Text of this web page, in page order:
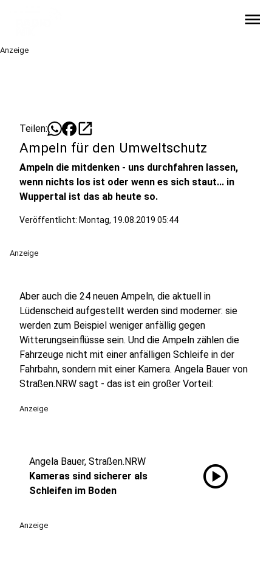
menu
Anzeige
Teilen: open_in_new
Ampeln für den Umweltschutz
Ampeln die mitdenken - uns durchfahren lassen,
wenn nichts los ist oder wenn es sich staut... in
Wuppertal ist das ab heute so.
Veröffentlicht: Montag, 19.08.2019 05:44
Anzeige
Aber auch die 24 neuen Ampeln, die aktuell in
Lüdenscheid aufgestellt werden sind moderner: sie
werden zum Beispiel weniger anfällig gegen
Witterungseinflüsse sein. Und die Ampeln zählen die
Fahrzeuge nicht mit einer anfälligen Schleife in der
Fahrbahn, sondern mit einer Kamera. Angela Bauer von
Straßen.NRW sagt - das ist ein großer Vorteil:
Anzeige
Angela Bauer, Straßen.NRW
Kameras sind sicherer als
Schleifen im Boden
play_circle
Anzeige